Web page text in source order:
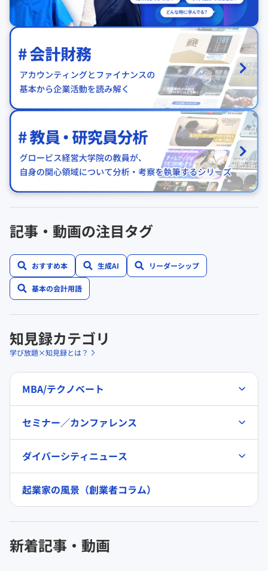
記事・動画の注目タグ
おすすめ本 生成AI リーダーシップ
基本の会計用語
知見録カテゴリ
学び放題×知見録とは？
MBA/テクノベート
セミナー／カンファレンス
ダイバーシティニュース
起業家の風景（創業者コラム）
新着記事・動画